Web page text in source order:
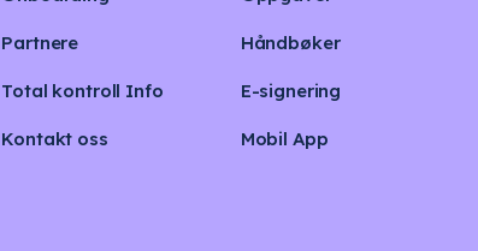
Partnere
Total kontroll Info
Kontakt oss
Håndbøker
E-signering
Mobil App